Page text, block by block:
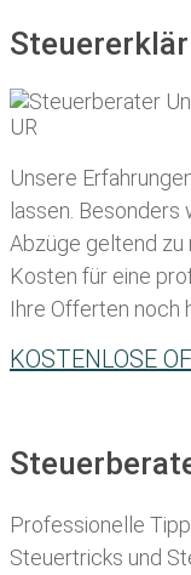
Unsere
lassen .
Abzüge geltend
Kosten für eine
Ihre Offerten noch
KOSTENLOSE
Professionelle
Steuertricks und